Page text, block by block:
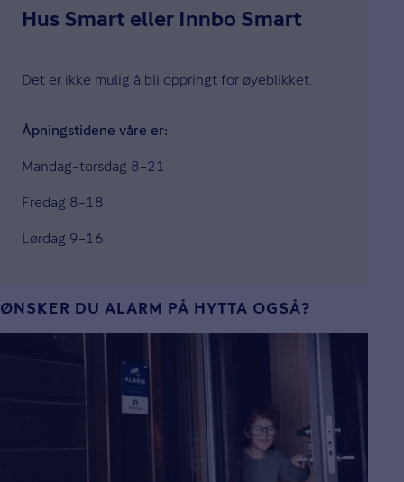
Hus Smart eller Innbo Smart
Det er ikke mulig å bli oppringt for øyeblikket.
Åpningstidene våre er:
Mandag–torsdag 8–21
Fredag 8–18
Lørdag 9–16
ØNSKER DU ALARM PÅ HYTTA OGSÅ?